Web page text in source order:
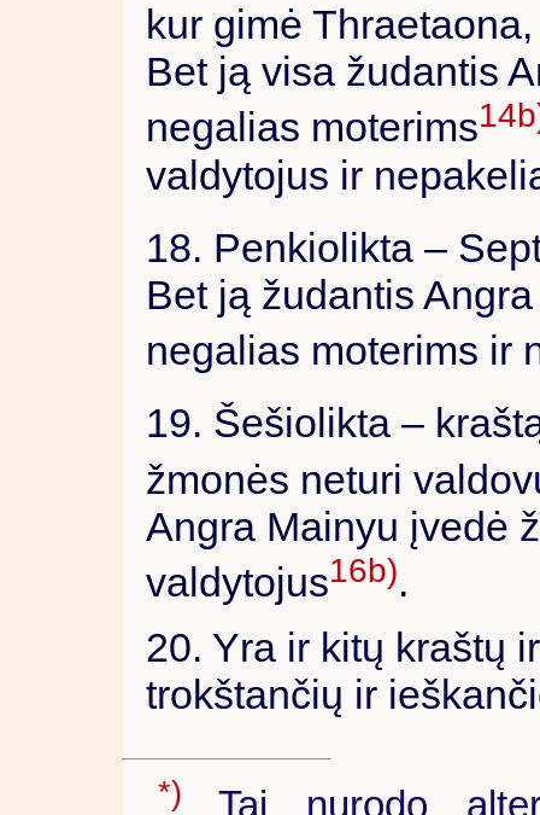
kur gimė
Bet ją visa žudantis
negalias moterims
valdytojus ir
18. Penkiolikta –
Bet ją žudantis
negalias moterims ir
19. Šešiolikta –
žmonės neturi
Angra Mainyu įvedė
valdytojus16b).
20. Yra ir kitų kraštų
trokštančių ir
*) Tai nurodo